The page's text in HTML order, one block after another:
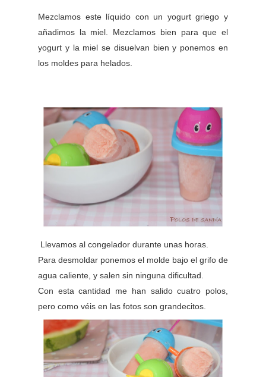
Mezclamos este líquido con un yogurt griego y
añadimos la miel. Mezclamos bien para que el
yogurt y la miel se disuelvan bien y ponemos en
los moldes para helados.
Llevamos al congelador durante unas horas.
Para desmoldar ponemos el molde bajo el grifo de
agua caliente, y salen sin ninguna dificultad.
Con esta cantidad me han salido cuatro polos,
pero como véis en las fotos son grandecitos.